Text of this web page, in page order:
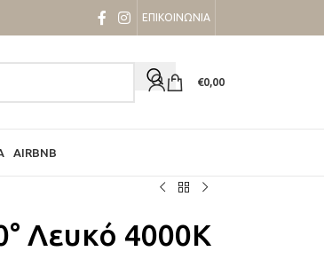
ΕΠΙΚΟΙΝΩΝΙΑ
€0,00
AIRBNB
Λευκό 4000K